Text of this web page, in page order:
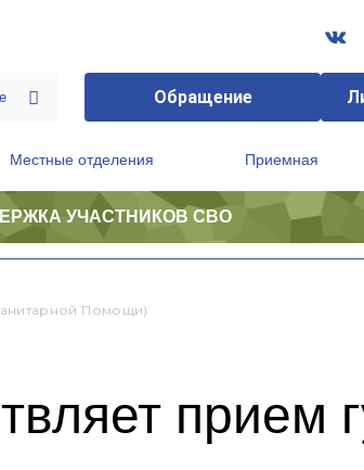
Обращение
Местные отделения Приемная
УЧАСТНИКОВ СВО
Помощи)
прием